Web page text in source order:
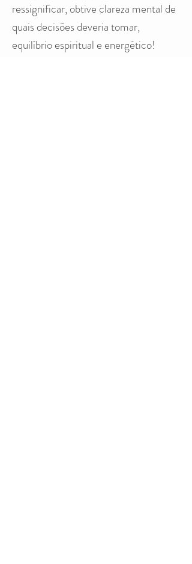
ressignificar, obtive clareza mental de
quais decisões deveria tomar,
equilíbrio espiritual e energético!